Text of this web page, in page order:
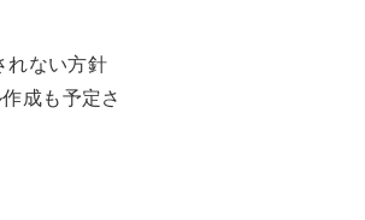
れない方針
成も予定さ